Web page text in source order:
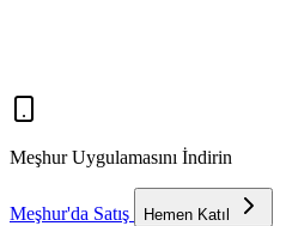
Meşhur Uygulamasını İndirin
Meşhur'da Satış Hemen Katıl